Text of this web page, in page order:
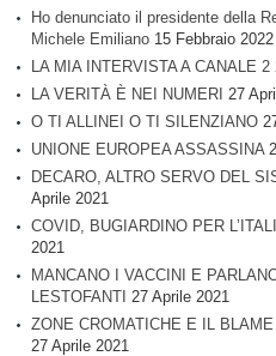
Ho denunciato il presidente della
Michele Emiliano 15 Febbraio 2022
LA MIA INTERVISTA A CANALE 2
LA VERITÀ È NEI NUMERI 27
O TI ALLINEI O TI SILENZIANO
UNIONE EUROPEA ASSASSINA
DECARO, ALTRO SERVO DEL
Aprile 2021
COVID, BUGIARDINO PER
2021
MANCANO I VACCINI E
LESTOFANTI 27 Aprile 2021
ZONE CROMATICHE E IL
27 Aprile 2021